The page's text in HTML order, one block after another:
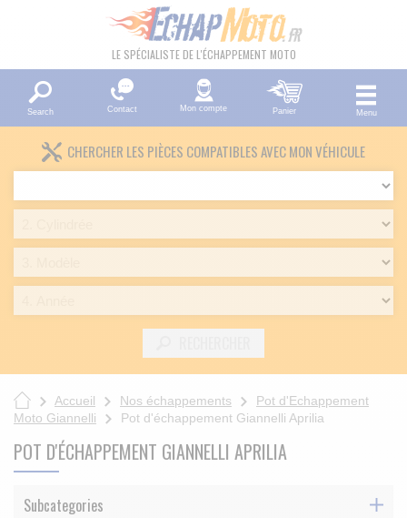
LE SPÉCIALISTE DE L'ÉCHAPPEMENT MOTO
Search Contact Mon compte Panier Menu
CHERCHER LES PIÈCES COMPATIBLES AVEC MON VÉHICULE
Accueil Nos échappements
Pot d'Echappement
Moto Giannelli
Pot d'échappement Giannelli Aprilia
POT D'ÉCHAPPEMENT GIANNELLI APRILIA
Subcategories